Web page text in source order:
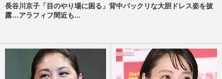
長谷川京子「目のやり場に困る」背中パックリな大胆ドレス姿を披
露…アラフィフ間近も...